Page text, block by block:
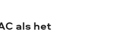
als het